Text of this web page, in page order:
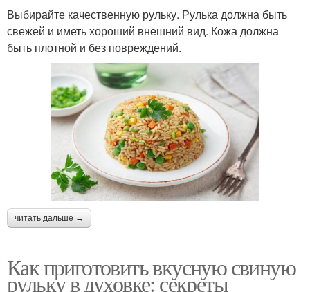
Выбирайте качественную рульку. Рулька должна быть
свежей и иметь хороший внешний вид. Кожа должна
быть плотной и без повреждений.
читать дальше →
Как приготовить вкусную свиную
рульку в духовке: секреты